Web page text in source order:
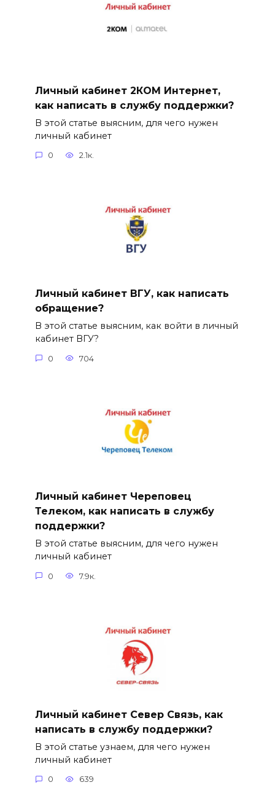
Личный кабинет 2КОМ Интернет,
как написать в службу поддержки?
В этой статье выясним, для чего нужен
личный кабинет
0 2.1к.
Личный кабинет ВГУ, как написать
обращение?
В этой статье выясним, как войти в личный
кабинет ВГУ?
0 704
Личный кабинет Череповец
Телеком, как написать в службу
поддержки?
В этой статье выясним, для чего нужен
личный кабинет
0 7.9к.
Личный кабинет Север Связь, как
написать в службу поддержки?
В этой статье узнаем, для чего нужен
личный кабинет
0 639